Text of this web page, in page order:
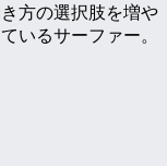
方の選択肢を増や
いるサーファー。